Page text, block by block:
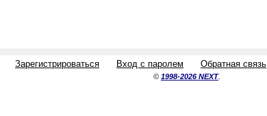
Зарегистрироваться Вход с паролем Обратная связь
© 1998-2026 NEXT.